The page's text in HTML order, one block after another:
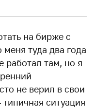
на бирже с
меня туда два года
работал там, но я
не верил в свои
ситуация